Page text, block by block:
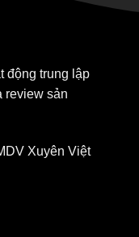
động trung lập
review sản
Xuyên Việt